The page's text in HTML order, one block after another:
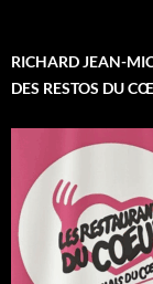
RICHARD JEAN-
DES RESTOS DU